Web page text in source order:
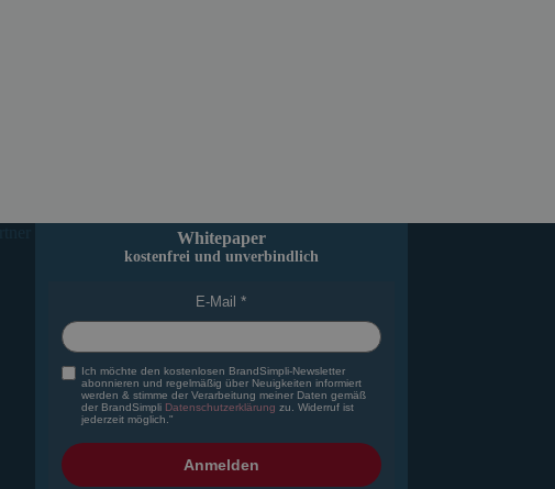
Whitepaper
kostenfrei und unverbindlich
E-Mail
Ich möchte den kostenlosen BrandSimpli-Newsletter
abonnieren und regelmäßig über Neuigkeiten informiert
werden & stimme der Verarbeitung meiner Daten gemäß
der BrandSimpli Datenschutzerklärung zu. Widerruf ist
jederzeit möglich."
Anmelden